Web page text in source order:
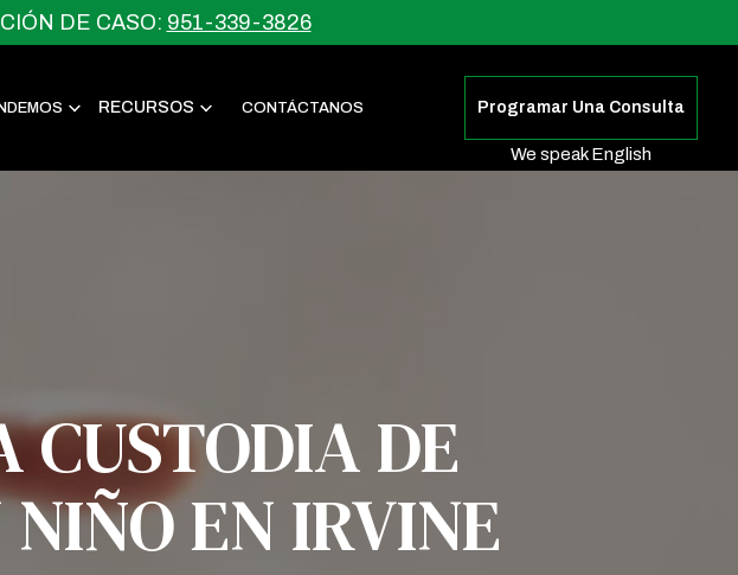
DE CASO: 951-339-3826
RECURSOS CONTÁCTANOS Programar Una Consulta
We speak English
CUSTODIA DE
EN IRVINE